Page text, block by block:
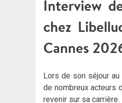
Interview
chez
Cannes
Lors de son séjour au
de nombreux acteurs
revenir sur sa carrière.